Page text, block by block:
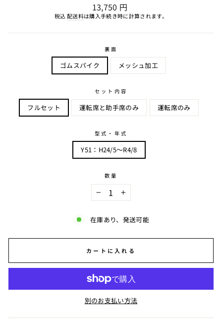
通
常
格
13,750 円
税込配送料は購入手続き時に計算されます。
裏面
ゴムスパイク メッシュ加工
セット内容
フルセット 運転席と助手席のみ 運転席のみ
型式・年式
Y51：H24/5～R4/8
数量
+
在庫あり、発送可能
カートに入れる
別のお支払い方法